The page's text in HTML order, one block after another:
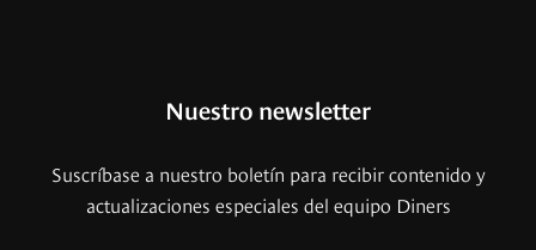
Nuestro newsletter
Suscríbase a nuestro boletín para recibir contenido y
actualizaciones especiales del equipo Diners